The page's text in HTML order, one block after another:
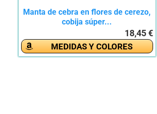
Manta de cebra en flores de cerezo,
cobija súper...
18,45 €
MEDIDAS Y COLORES